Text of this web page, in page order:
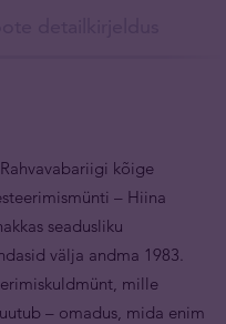
kõige
– Hiina
seadusliku
välja andma 1983.
mille
– omadus, mida enim